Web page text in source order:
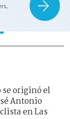
se originó el
Antonio
en Las